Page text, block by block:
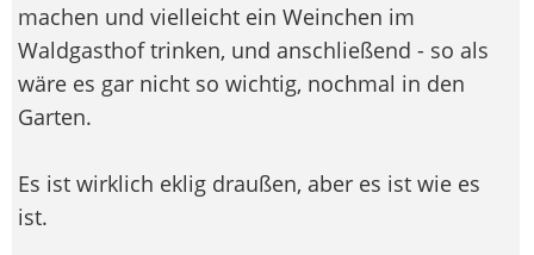
machen und vielleicht ein Weinchen im
Waldgasthof trinken, und anschließend - so als
wäre es gar nicht so wichtig, nochmal in den
Garten.
Es ist wirklich eklig draußen, aber es ist wie es
ist.